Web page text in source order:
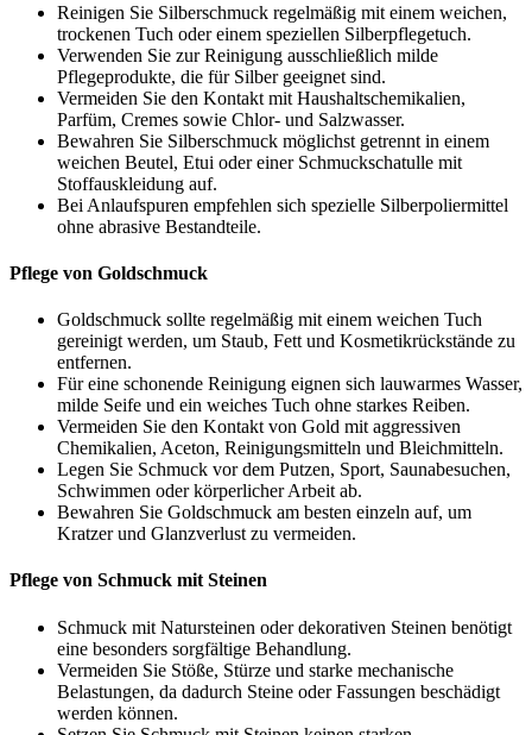
Reinigen Sie Silberschmuck regelmäßig mit einem weichen,
trockenen Tuch oder einem speziellen Silberpflegetuch.
Verwenden Sie zur Reinigung ausschließlich milde
Pflegeprodukte, die für Silber geeignet sind.
Vermeiden Sie den Kontakt mit Haushaltschemikalien,
Parfüm, Cremes sowie Chlor- und Salzwasser.
Bewahren Sie Silberschmuck möglichst getrennt in einem
weichen Beutel, Etui oder einer Schmuckschatulle mit
Stoffauskleidung auf.
Bei Anlaufspuren empfehlen sich spezielle Silberpoliermittel
ohne abrasive Bestandteile.
Pflege von Goldschmuck
Goldschmuck sollte regelmäßig mit einem weichen Tuch
gereinigt werden, um Staub, Fett und Kosmetikrückstände zu
entfernen.
Für eine schonende Reinigung eignen sich lauwarmes Wasser,
milde Seife und ein weiches Tuch ohne starkes Reiben.
Vermeiden Sie den Kontakt von Gold mit aggressiven
Chemikalien, Aceton, Reinigungsmitteln und Bleichmitteln.
Legen Sie Schmuck vor dem Putzen, Sport, Saunabesuchen,
Schwimmen oder körperlicher Arbeit ab.
Bewahren Sie Goldschmuck am besten einzeln auf, um
Kratzer und Glanzverlust zu vermeiden.
Pflege von Schmuck mit Steinen
Schmuck mit Natursteinen oder dekorativen Steinen benötigt
eine besonders sorgfältige Behandlung.
Vermeiden Sie Stöße, Stürze und starke mechanische
Belastungen, da dadurch Steine oder Fassungen beschädigt
werden können.